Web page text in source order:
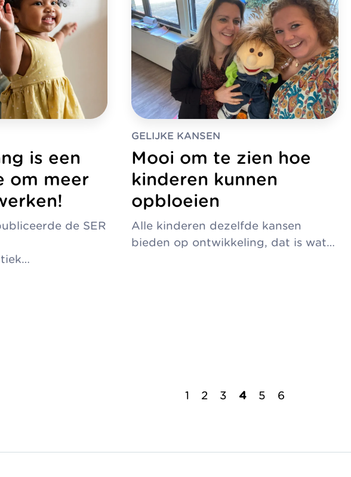
is een
om meer
de SER
GELIJKE KANSEN
Mooi om te zien hoe
kinderen kunnen
opbloeien
Alle kinderen dezelfde kansen
bieden op ontwikkeling, dat is wat…
1 2 3 4 5 6